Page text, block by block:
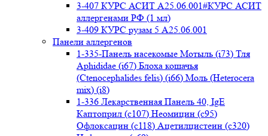
3-407 КУРС АСИТ А25.06.001#КУРС АСИТ
аллергенами РФ (1 мл)
3-409 КУРС рузам 5 А25.06.001
Панели аллергенов
1-335-Панель насекомые Мотыль (i73) Тля
Aphididae (i67) Блоха кошачья
(Ctenocephalides felis) (i66) Моль (Heterocera
mix) (i8)
1-336 Лекарственная Панель 40, IgE
Каптоприл (с107) Неомицин (c95)
Офлоксацин (с118) Ацетилцистеин (с320)